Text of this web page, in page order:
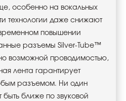
особенно на вокальных
технологии даже снижают
повышении
разъемы Silver-Tube™
возможной проводимостью,
лента гарантирует
разъемом. Ни один
ближе по звуковой